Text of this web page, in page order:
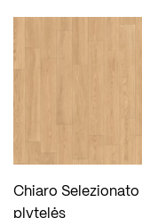
Chiaro Selezionato
plytelės